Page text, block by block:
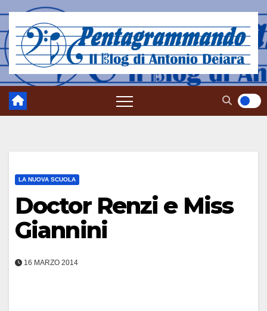
contenuto
LA NUOVA SCUOLA
Doctor Renzi e Miss
Giannini
16 MARZO 2014